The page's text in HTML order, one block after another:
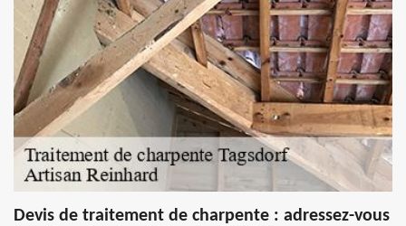
Devis de traitement de charpente : adressez-vous